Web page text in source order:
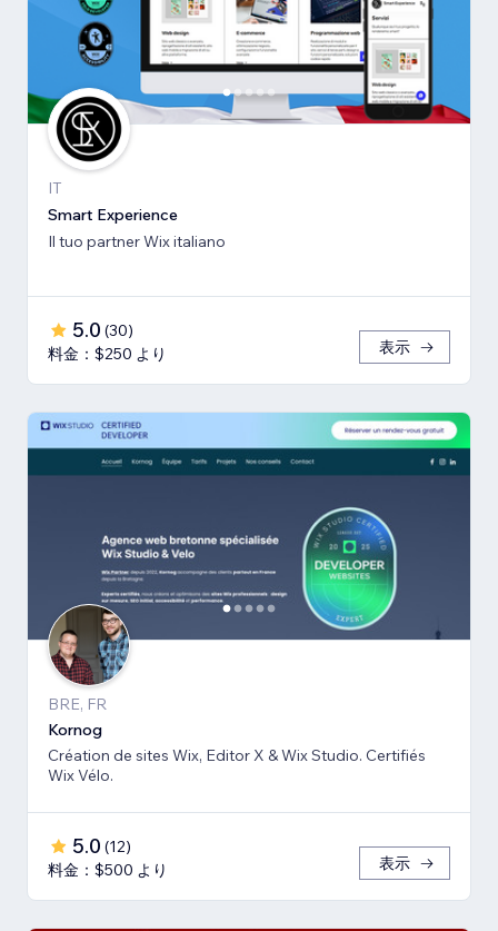
IT
Smart Experience
Il tuo partner Wix italiano
5.0 (30)
料金：$250 より
表示
BRE, FR
Kornog
Création de sites Wix, Editor X & Wix Studio. Certifiés
Wix Vélo.
5.0 (12)
料金：$500 より
表示